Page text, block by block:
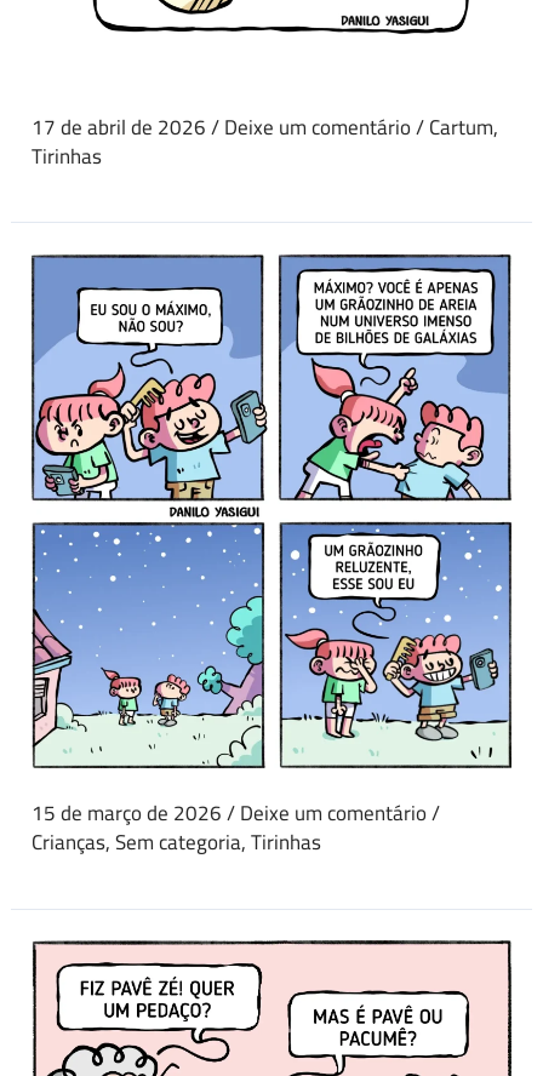
17 de abril de 2026/Deixe um comentário/Cartum,
Tirinhas
15 de março de 2026/Deixe um comentário/
Crianças,Sem categoria,Tirinhas